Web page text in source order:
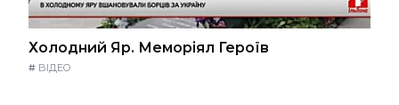
Холодний Яр. Меморіял Героїв
# ВІДЕО